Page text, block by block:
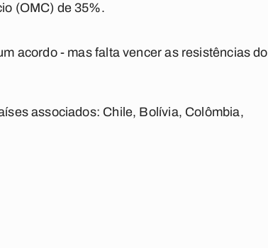
(OMC) de 35%.
acordo - mas falta vencer as resistências do
associados: Chile, Bolívia, Colômbia,